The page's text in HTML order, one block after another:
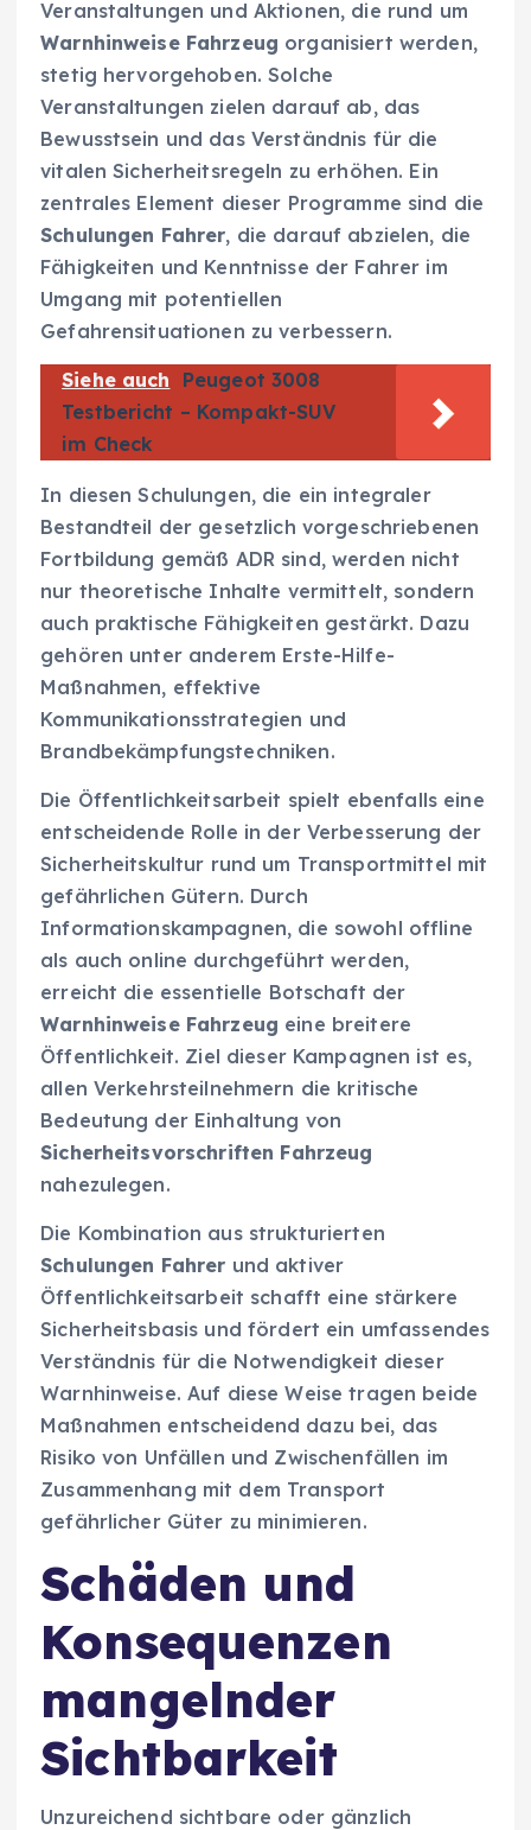
Veranstaltungen und Aktionen, die rund um
Warnhinweise Fahrzeug organisiert werden,
stetig hervorgehoben. Solche
Veranstaltungen zielen darauf ab, das
Bewusstsein und das Verständnis für die
vitalen Sicherheitsregeln zu erhöhen. Ein
zentrales Element dieser Programme sind die
Schulungen Fahrer, die darauf abzielen, die
Fähigkeiten und Kenntnisse der Fahrer im
Umgang mit potentiellen
Gefahrensituationen zu verbessern.
Siehe auch
Peugeot 3008
Testbericht – Kompakt-SUV
im Check
In diesen Schulungen, die ein integraler
Bestandteil der gesetzlich vorgeschriebenen
Fortbildung gemäß ADR sind, werden nicht
nur theoretische Inhalte vermittelt, sondern
auch praktische Fähigkeiten gestärkt. Dazu
gehören unter anderem Erste-Hilfe-
Maßnahmen, effektive
Kommunikationsstrategien und
Brandbekämpfungstechniken.
Die Öffentlichkeitsarbeit spielt ebenfalls eine
entscheidende Rolle in der Verbesserung der
Sicherheitskultur rund um Transportmittel mit
gefährlichen Gütern. Durch
Informationskampagnen, die sowohl offline
als auch online durchgeführt werden,
erreicht die essentielle Botschaft der
Warnhinweise Fahrzeug eine breitere
Öffentlichkeit. Ziel dieser Kampagnen ist es,
allen Verkehrsteilnehmern die kritische
Bedeutung der Einhaltung von
Sicherheitsvorschriften Fahrzeug
nahezulegen.
Die Kombination aus strukturierten
Schulungen Fahrer und aktiver
Öffentlichkeitsarbeit schafft eine stärkere
Sicherheitsbasis und fördert ein umfassendes
Verständnis für die Notwendigkeit dieser
Warnhinweise. Auf diese Weise tragen beide
Maßnahmen entscheidend dazu bei, das
Risiko von Unfällen und Zwischenfällen im
Zusammenhang mit dem Transport
gefährlicher Güter zu minimieren.
Schäden und
Konsequenzen
mangelnder
Sichtbarkeit
Unzureichend sichtbare oder gänzlich